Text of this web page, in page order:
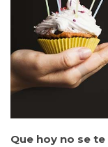
Que hoy no se